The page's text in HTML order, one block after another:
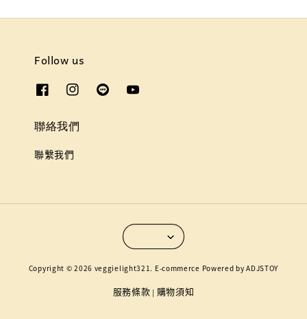
Follow us
聯絡我們
聯繫我們
Copyright © 2026 veggielight321. E-commerce Powered by ADJSTOY
服務條款 | 購物須知